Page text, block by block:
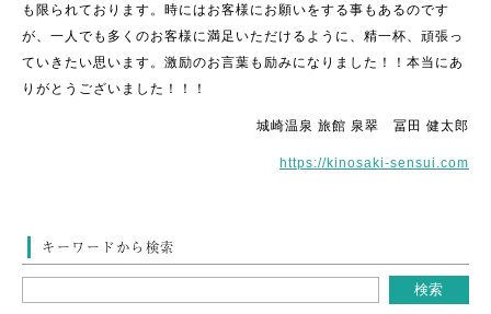
も限られております。時にはお客様にお願いをする事もあるのです
が、一人でも多くのお客様に満足いただけるように、精一杯、頑張っ
ていきたい思います。激励のお言葉も励みになりました！！本当にあ
りがとうございました！！！
城崎温泉 旅館 泉翠 冨田 健太郎
https://kinosaki-sensui.com
キーワードから検索